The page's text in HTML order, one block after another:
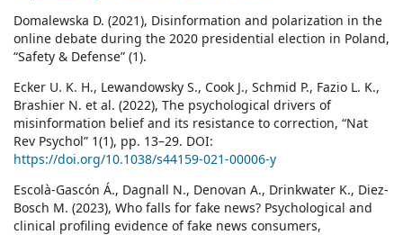
Domalewska D. (2021), Disinformation and polarization in the
online debate during the 2020 presidential election in Poland,
“Safety & Defense” (1).
Ecker U. K. H., Lewandowsky S., Cook J., Schmid P., Fazio L. K.,
Brashier N. et al. (2022), The psychological drivers of
misinformation belief and its resistance to correction, “Nat
Rev Psychol” 1(1), pp. 13–29. DOI:
https://doi.org/10.1038/s44159-021-00006-y
Escolà-Gascón Á., Dagnall N., Denovan A., Drinkwater K., Diez-
Bosch M. (2023), Who falls for fake news? Psychological and
clinical profiling evidence of fake news consumers,